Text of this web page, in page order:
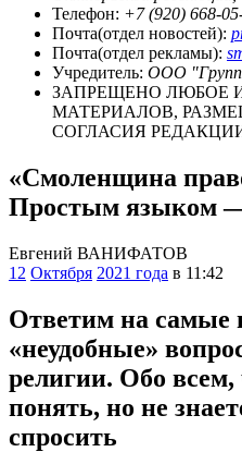
Телефон: +7 (920) 668-
Почта(отдел новостей):
Почта(отдел рекламы):
Учредитель: ООО
ЗАПРЕЩЕНО ЛЮБОЕ
МАТЕРИАЛОВ,
СОГЛАСИЯ
«Смоленщина
Простым языком
Евгений ВАНИФАТОВ
12 Октября 2021 года в 11:42
Ответим на самые
«неудобные»
религии. Обо всем,
понять, но не
спросить